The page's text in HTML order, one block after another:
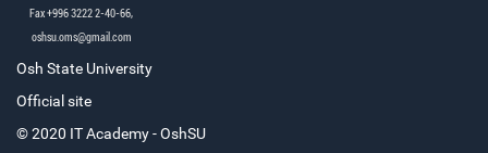
Fax +996 3222 2-40-66,
oshsu.oms@gmail.com
Osh State University
Official site
© 2020 IT Academy - OshSU